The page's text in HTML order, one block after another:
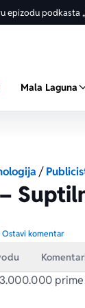
epizodu podkasta
Mala Laguna
/
4.8 od 5
Ostavi komentar